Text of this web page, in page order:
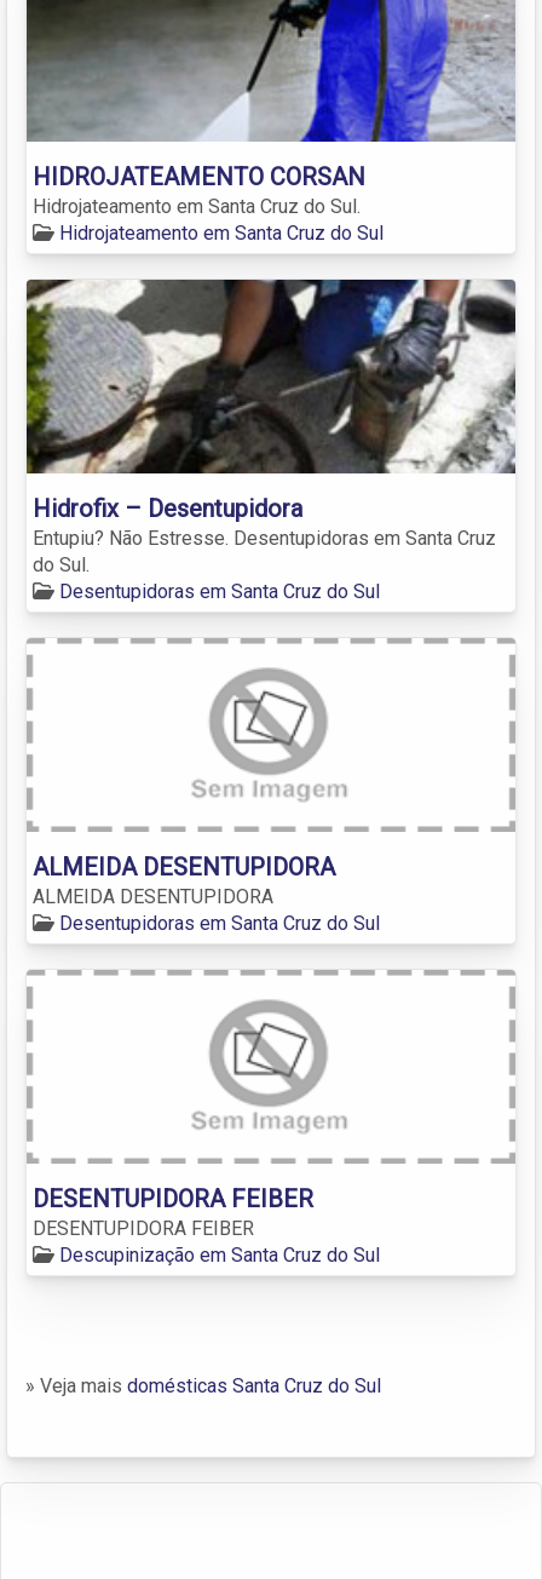
HIDROJATEAMENTO CORSAN
Hidrojateamento em Santa Cruz do Sul.
Hidrojateamento em Santa Cruz do Sul
Hidrofix – Desentupidora
Entupiu? Não Estresse. Desentupidoras em Santa Cruz
do Sul.
Desentupidoras em Santa Cruz do Sul
ALMEIDA DESENTUPIDORA
ALMEIDA DESENTUPIDORA
Desentupidoras em Santa Cruz do Sul
DESENTUPIDORA FEIBER
DESENTUPIDORA FEIBER
Descupinização em Santa Cruz do Sul
» Veja mais domésticas Santa Cruz do Sul